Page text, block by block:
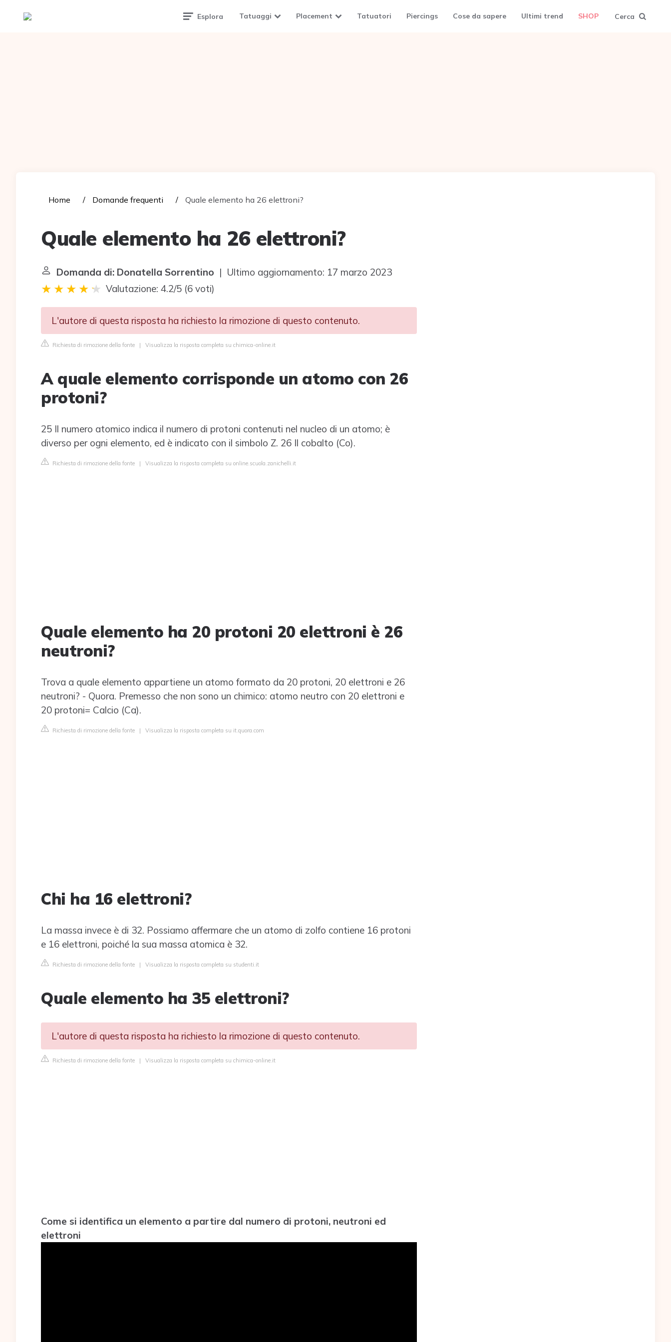
Tattoomuse.it Esplora Tatuaggi Placement Tatuatori Piercings Cose da sapere Ultimi trend SHOP Cerca
Home Domande frequenti Quale elemento ha 26 elettroni?
Quale elemento ha 26 elettroni?
Domanda di: Donatella Sorrentino | Ultimo aggiornamento: 17 marzo 2023
Valutazione: 4.2/5 (6 voti)
L'autore di questa risposta ha richiesto la rimozione di questo contenuto.
Richiesta di rimozione della fonte | Visualizza la risposta completa su chimica-online.it
A quale elemento corrisponde un atomo con 26
protoni?
25 Il numero atomico indica il numero di protoni contenuti nel nucleo di un atomo; è
diverso per ogni elemento, ed è indicato con il simbolo Z. 26 Il cobalto (Co).
Richiesta di rimozione della fonte | Visualizza la risposta completa su online.scuola.zanichelli.it
Quale elemento ha 20 protoni 20 elettroni è 26
neutroni?
Trova a quale elemento appartiene un atomo formato da 20 protoni, 20 elettroni e 26
neutroni? - Quora. Premesso che non sono un chimico: atomo neutro con 20 elettroni e
20 protoni= Calcio (Ca).
Richiesta di rimozione della fonte | Visualizza la risposta completa su it.quora.com
Chi ha 16 elettroni?
La massa invece è di 32. Possiamo affermare che un atomo di zolfo contiene 16 protoni
e 16 elettroni, poiché la sua massa atomica è 32.
Richiesta di rimozione della fonte | Visualizza la risposta completa su studenti.it
Quale elemento ha 35 elettroni?
L'autore di questa risposta ha richiesto la rimozione di questo contenuto.
Richiesta di rimozione della fonte | Visualizza la risposta completa su chimica-online.it
Come si identifica un elemento a partire dal numero di protoni, neutroni ed
elettroni